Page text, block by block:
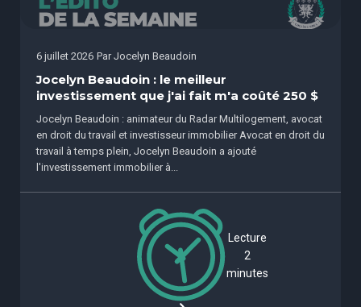
6 juillet 2026 Par Jocelyn Beaudoin
Jocelyn Beaudoin : le meilleur
investissement que j'ai fait m'a coûté 250 $
Jocelyn Beaudoin : animateur du Radar Multilogement, avocat
en droit du travail et investisseur immobilier Avocat en droit du
travail à temps plein, Jocelyn Beaudoin a ajouté
l'investissement immobilier à...
Lecture
2
minutes